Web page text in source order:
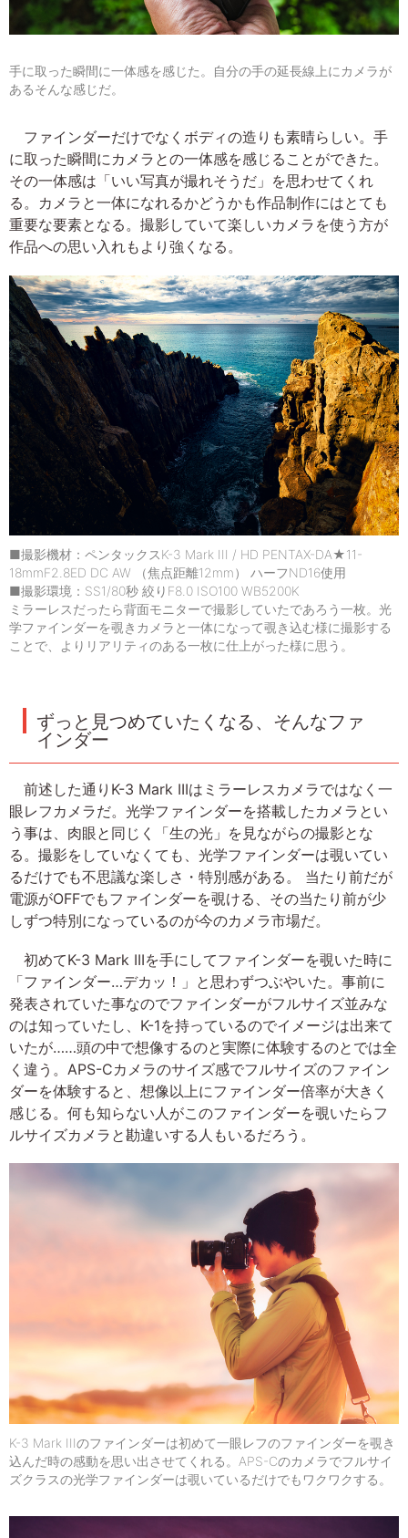
手に取った瞬間に一体感を感じた。自分の手の延長線上にカメラが
あるそんな感じだ。
ファインダーだけでなくボディの造りも素晴らしい。手
に取った瞬間にカメラとの一体感を感じることができた。
その一体感は「いい写真が撮れそうだ」を思わせてくれ
る。カメラと一体になれるかどうかも作品制作にはとても
重要な要素となる。撮影していて楽しいカメラを使う方が
作品への思い入れもより強くなる。
■撮影機材：ペンタックスK-3 Mark III / HD PENTAX-DA★11-
18mmF2.8ED DC AW （焦点距離12mm） ハーフND16使用
■撮影環境：SS1/80秒 絞りF8.0 ISO100 WB5200K
ミラーレスだったら背面モニターで撮影していたであろう一枚。光
学ファインダーを覗きカメラと一体になって覗き込む様に撮影する
ことで、よりリアリティのある一枚に仕上がった様に思う。
ずっと見つめていたくなる、そんなファ
インダー
前述した通りK-3 Mark IIIはミラーレスカメラではなく一
眼レフカメラだ。光学ファインダーを搭載したカメラとい
う事は、肉眼と同じく「生の光」を見ながらの撮影とな
る。撮影をしていなくても、光学ファインダーは覗いてい
るだけでも不思議な楽しさ・特別感がある。 当たり前だが
電源がOFFでもファインダーを覗ける、その当たり前が少
しずつ特別になっているのが今のカメラ市場だ。
初めてK-3 Mark IIIを手にしてファインダーを覗いた時に
「ファインダー…デカッ！」と思わずつぶやいた。事前に
発表されていた事なのでファインダーがフルサイズ並みな
のは知っていたし、K-1を持っているのでイメージは出来て
いたが……頭の中で想像するのと実際に体験するのとでは全
く違う。APS-Cカメラのサイズ感でフルサイズのファイン
ダーを体験すると、想像以上にファインダー倍率が大きく
感じる。何も知らない人がこのファインダーを覗いたらフ
ルサイズカメラと勘違いする人もいるだろう。
K-3 Mark IIIのファインダーは初めて一眼レフのファインダーを覗き
込んだ時の感動を思い出させてくれる。APS-Cのカメラでフルサイ
ズクラスの光学ファインダーは覗いているだけでもワクワクする。